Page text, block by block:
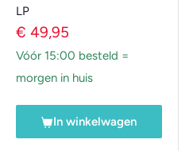
LP
Verkoopprijs
€ 49,95
Vóór 15:00 besteld =
morgen in huis
In winkelwagen